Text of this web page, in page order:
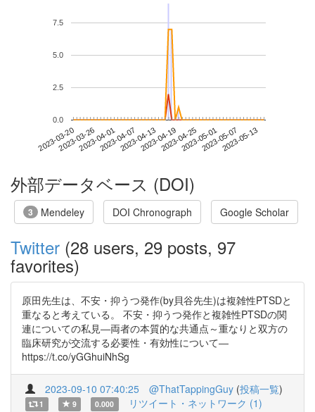
2023-03-202023-03-262023-04-012023-04-072023-04-132023-04-192023-04-252023-05-012023-05-072023-05-13
0.0
2.5
5.0
7.5
外部データベース (DOI)
3 Mendeley DOI Chronograph Google Scholar
Twitter (28 users, 29 posts, 97
favorites)
原田先生は、不安・抑うつ発作(by貝谷先生)は複雑性PTSDと
重なると考えている。 不安・抑うつ発作と複雑性PTSDの関
連についての私見―両者の本質的な共通点～重なりと双方の
臨床研究が交流する必要性・有効性について―
https://t.co/yGGhuiNhSg
2023-09-10 07:40:25 @ThatTappingGuy (投稿一覧)
1 9 0.000 リツイート・ネットワーク (1)